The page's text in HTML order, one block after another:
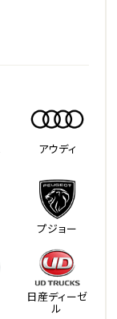
アウディ
プジョー
日産ディーゼ
ル